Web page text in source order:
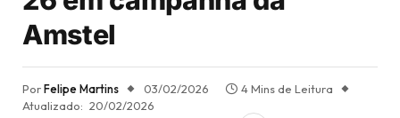
Amstel
PorFelipe Martins 03/02/2026
4 Mins de Leitura
Atualizado: 20/02/2026